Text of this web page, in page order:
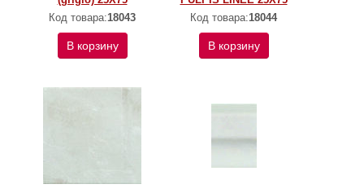
Код товара:18043
В корзину
Код товара:18044
В корзину